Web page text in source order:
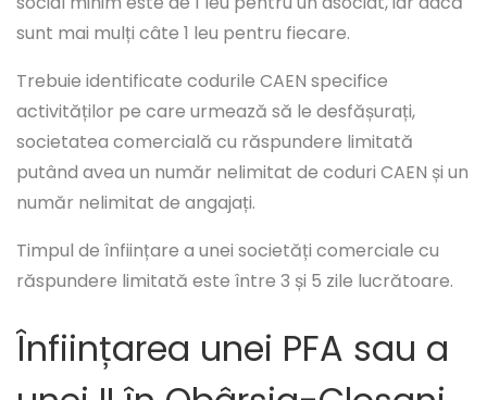
sunt mai mulți câte 1 leu pentru fiecare.
Trebuie identificate codurile CAEN specifice
activităților pe care urmează să le desfășurați,
societatea comercială cu răspundere limitată
putând avea un număr nelimitat de coduri CAEN și un
număr nelimitat de angajați.
Timpul de înființare a unei societăți comerciale cu
răspundere limitată este între 3 și 5 zile lucrătoare.
Înființarea unei PFA sau a